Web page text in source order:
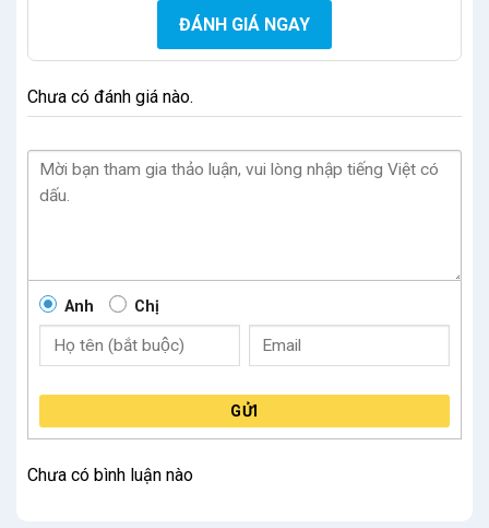
ĐÁNH GIÁ NGAY
Chưa có đánh giá nào.
Anh Chị
GỬI
Chưa có bình luận nào